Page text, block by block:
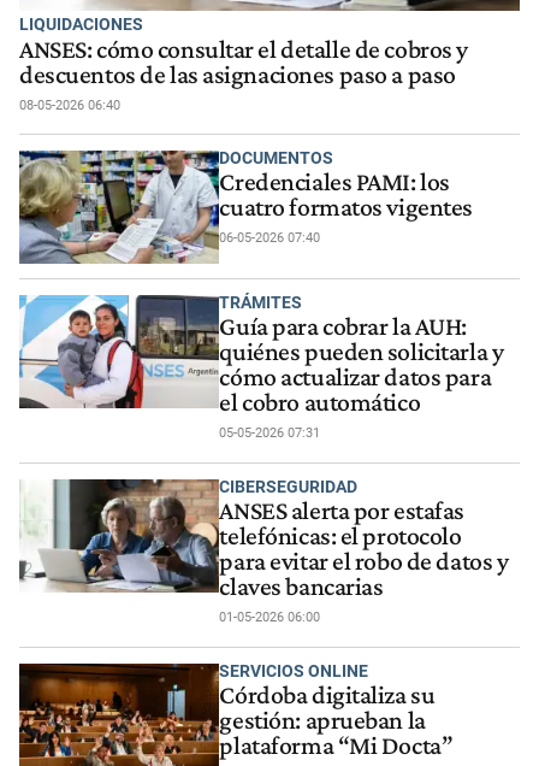
LIQUIDACIONES
ANSES: cómo consultar el detalle de cobros y
descuentos de las asignaciones paso a paso
08-05-2026 06:40
DOCUMENTOS
Credenciales PAMI: los
cuatro formatos vigentes
06-05-2026 07:40
TRÁMITES
Guía para cobrar la AUH:
quiénes pueden solicitarla y
cómo actualizar datos para
el cobro automático
05-05-2026 07:31
CIBERSEGURIDAD
ANSES alerta por estafas
telefónicas: el protocolo
para evitar el robo de datos y
claves bancarias
01-05-2026 06:00
SERVICIOS ONLINE
Córdoba digitaliza su
gestión: aprueban la
plataforma “Mi Docta”